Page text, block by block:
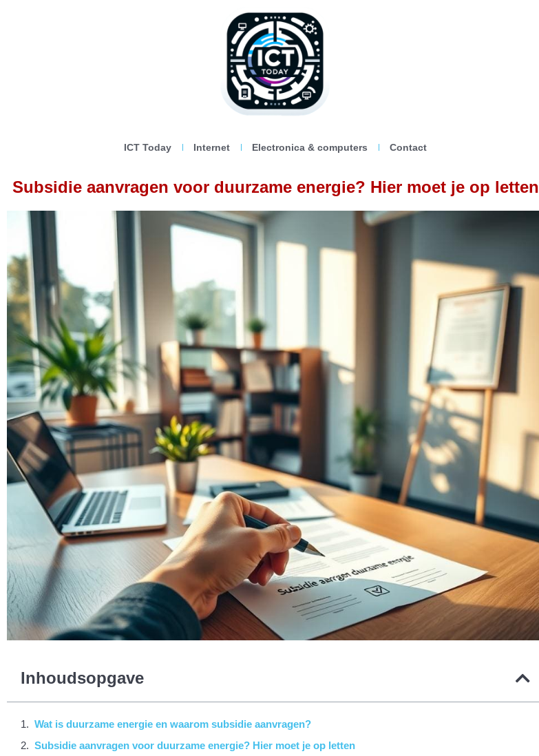
ICT Today Internet Electronica & computers Contact
Subsidie aanvragen voor duurzame energie? Hier moet je op letten
Inhoudsopgave
Wat is duurzame energie en waarom subsidie aanvragen?
Subsidie aanvragen voor duurzame energie? Hier moet je op letten